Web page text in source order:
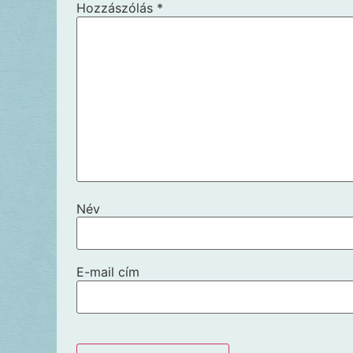
Hozzászólás *
Név
E-mail cím